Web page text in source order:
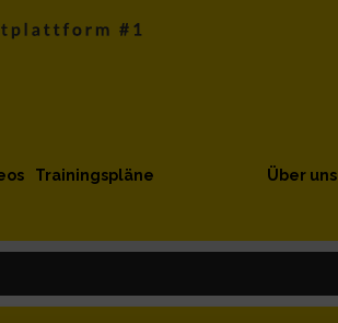
Trainingspläne Über uns